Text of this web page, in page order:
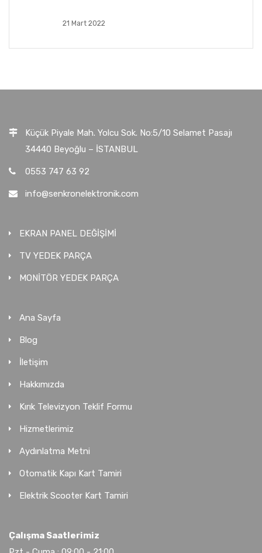
21 Mart 2022
Küçük Piyale Mah. Yolcu Sok. No:5/10 Selamet Pasajı
34440 Beyoğlu – İSTANBUL
0553 747 63 92
info@senkronelektronik.com
EKRAN PANEL DEĞİŞİMİ
TV YEDEK PARÇA
MONİTÖR YEDEK PARÇA
Ana Sayfa
Blog
İletişim
Hakkımızda
Kırık Televizyon Teklif Formu
Hizmetlerimiz
Aydınlatma Metni
Otomatik Kapı Kart Tamiri
Elektrik Scooter Kart Tamiri
Çalışma Saatlerimiz